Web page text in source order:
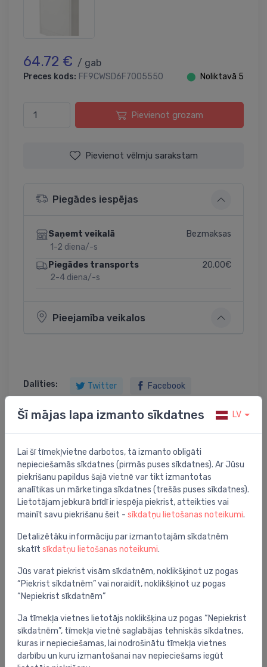
64.72 € / gab
Preces kods: FF9CWSD6F7005550 ⬤ Noliktavā 5
Pievienot grozam
Pievienot vēlmju sarakstam
Piegādes iespējas
Saņemt veikalā
1-2 diena/-s
Bezmaksas
Piegādes transports
2-4 diena/-s
20.00€
Pieejamība veikalos
Dalīties: Twitter Facebook
Preces apraksts
kolektora skapis, pie sienas, 550x700x150
Jums varētu arī interesēt
Šī mājas lapa izmanto sīkdatnes LV
Lai šī tīmekļvietne darbotos, tā izmanto obligāti
nepieciešamās sīkdatnes (pirmās puses sīkdatnes). Ar Jūsu
piekrišanu papildus šajā vietnē var tikt izmantotas
analītikas un mārketinga sīkdatnes (trešās puses sīkdatnes).
Lietotājam jebkurā brīdī ir iespēja piekrist, atteikties vai
mainīt savu piekrišanu šeit - sīkdatņu lietošanas noteikumi.
Detalizētāku informāciju par izmantotajām sīkdatnēm
skatīt sīkdatņu lietošanas noteikumi.
Jūs varat piekrist visām sīkdatnēm, noklikšķinot uz pogas
“Piekrist sīkdatnēm” vai noraidīt, noklikšķinot uz pogas
“Nepiekrist sīkdatnēm”
Ja tīmekļa vietnes lietotājs noklikšķina uz pogas “Nepiekrist
sīkdatnēm”, tīmekļa vietnē saglabājas tehniskās sīkdatnes,
kuras ir nepieciešamas, lai nodrošinātu tīmekļa vietnes
darbību un kuru izmantošanai nav nepieciešams iegūt